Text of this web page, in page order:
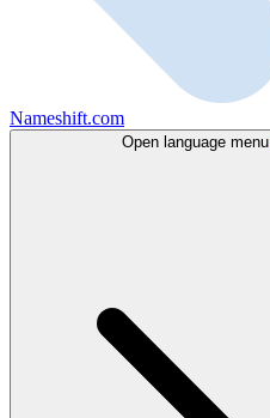
Nameshift.com
Open language menu